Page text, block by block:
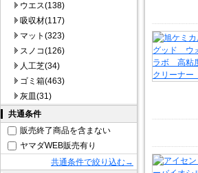
ウエス(138)
吸収材(117)
マット(323)
スノコ(126)
人工芝(34)
ゴミ箱(463)
灰皿(31)
共通条件
販売終了商品を含まない
ヤマダWEB販売有り
共通条件で絞り込む→